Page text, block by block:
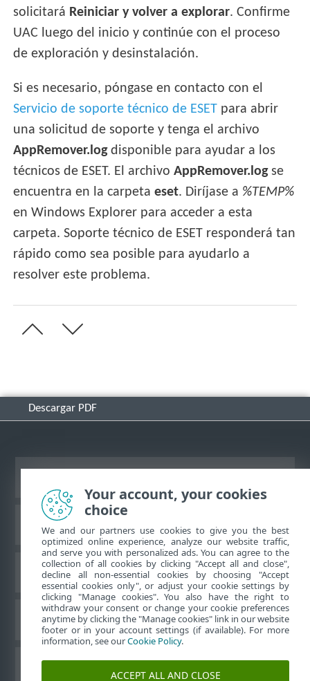
solicitará Reiniciar y volver a explorar. Confirme
UAC luego del inicio y continúe con el proceso
de exploración y desinstalación.
Si es necesario, póngase en contacto con el
Servicio de soporte técnico de ESET para abrir
una solicitud de soporte y tenga el archivo
AppRemover.logdisponible para ayudar a los
técnicos de ESET. El archivoAppRemover.logse
encuentra en la carpetaeset. Diríjase a %TEMP%
en Windows Explorer para acceder a esta
carpeta. Soporte técnico de ESET responderá tan
rápido como sea posible para ayudarlo a
resolver este problema.
Descargar PDF
Base de conocimiento de ESET
Foro de ESET
Soporte regional
Your account, your cookies
choice
We and our partners use cookies to give you the best
optimized online experience, analyze our website traffic,
and serve you with personalized ads. You can agree to the
collection of all cookies by clicking "Accept all and close",
decline all non-essential cookies by choosing "Accept
essential cookies only", or adjust your cookie settings by
clicking "Manage cookies". You also have the right to
withdraw your consent or change your cookie preferences
anytime by clicking the "Manage cookies" link in our website
footer or in your account settings (if available). For more
information, see ourCookie Policy.
ACCEPT ALL AND CLOSE